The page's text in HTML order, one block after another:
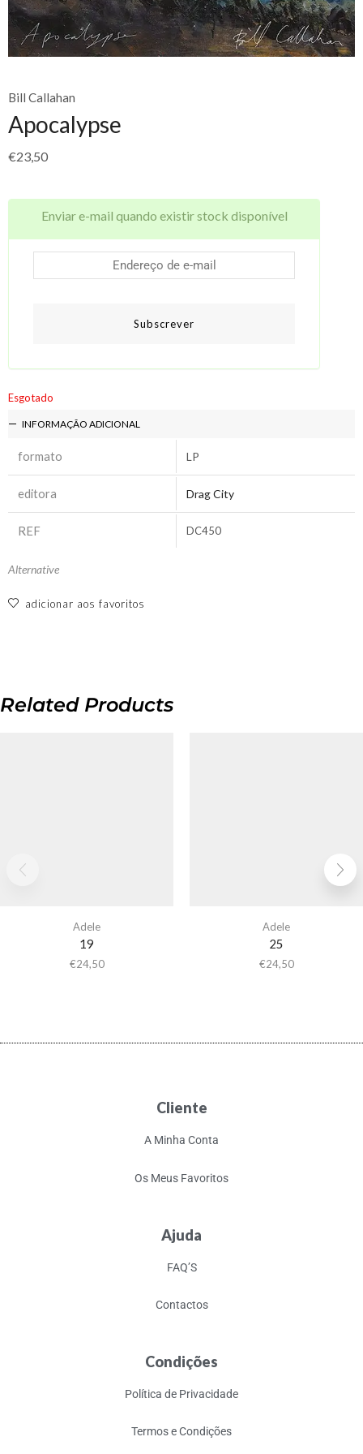
Bill Callahan
Apocalypse
€23,50
Enviar e-mail quando existir stock disponível
Subscrever
Esgotado
INFORMAÇÃO ADICIONAL
formato LP
editora Drag City
REF DC450
Alternative
adicionar aos favoritos
Related Products
Adele
19
€24,50
Adele
25
€24,50
Cliente
A Minha Conta
Os Meus Favoritos
Ajuda
FAQ’S
Contactos
Condições
Política de Privacidade
Termos e Condições